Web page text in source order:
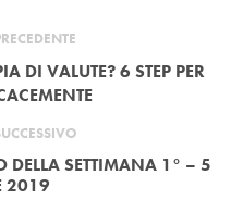
DI VALUTE? 6 STEP PER
SETTIMANA 1° – 5
2019